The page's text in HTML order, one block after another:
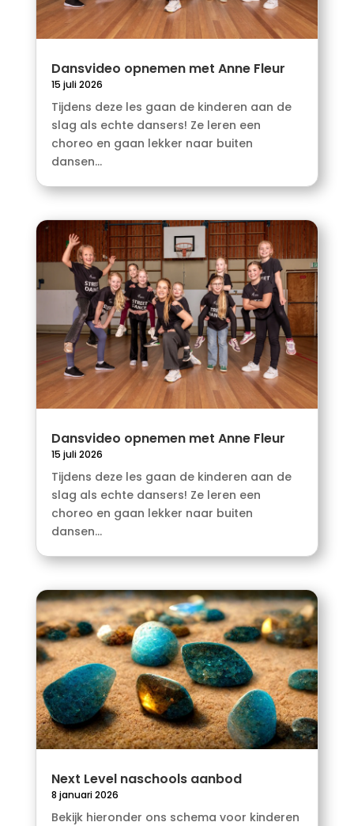
Dansvideo opnemen met Anne Fleur
15 juli 2026
Tijdens deze les gaan de kinderen aan de
slag als echte dansers! Ze leren een
choreo en gaan lekker naar buiten
dansen...
Dansvideo opnemen met Anne Fleur
15 juli 2026
Tijdens deze les gaan de kinderen aan de
slag als echte dansers! Ze leren een
choreo en gaan lekker naar buiten
dansen...
Next Level naschools aanbod
8 januari 2026
Bekijk hieronder ons schema voor kinderen